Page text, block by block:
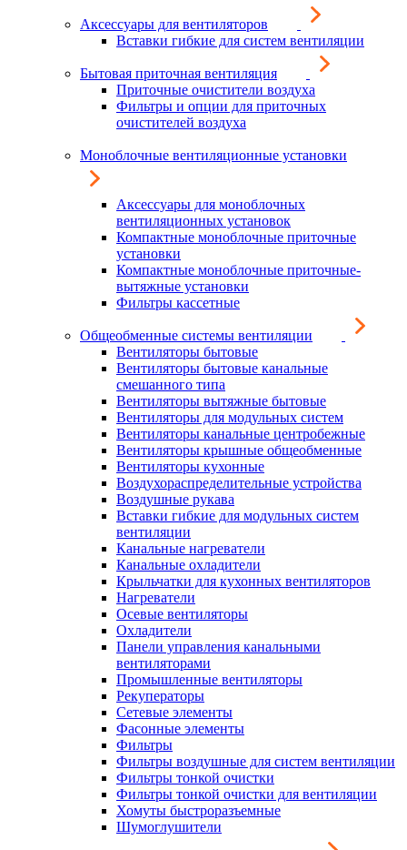
Аксессуары для вентиляторов
Вставки гибкие для систем вентиляции
Бытовая приточная вентиляция
Приточные очистители воздуха
Фильтры и опции для приточных
очистителей воздуха
Моноблочные вентиляционные установки
Аксессуары для моноблочных
вентиляционных установок
Компактные моноблочные приточные
установки
Компактные моноблочные приточные-
вытяжные установки
Фильтры кассетные
Общеобменные системы вентиляции
Вентиляторы бытовые
Вентиляторы бытовые канальные
смешанного типа
Вентиляторы вытяжные бытовые
Вентиляторы для модульных систем
Вентиляторы канальные центробежные
Вентиляторы крышные общеобменные
Вентиляторы кухонные
Воздухораспределительные устройства
Воздушные рукава
Вставки гибкие для модульных систем
вентиляции
Канальные нагреватели
Канальные охладители
Крыльчатки для кухонных вентиляторов
Нагреватели
Осевые вентиляторы
Охладители
Панели управления канальными
вентиляторами
Промышленные вентиляторы
Рекуператоры
Сетевые элементы
Фасонные элементы
Фильтры
Фильтры воздушные для систем вентиляции
Фильтры тонкой очистки
Фильтры тонкой очистки для вентиляции
Хомуты быстроразъемные
Шумоглушители